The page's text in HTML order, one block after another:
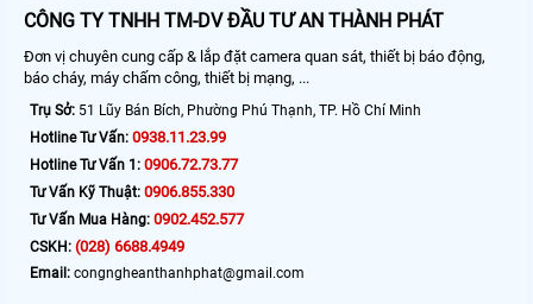
CÔNG TY TNHH TM-DV ĐẦU TƯ AN THÀNH PHÁT
Đơn vị chuyên cung cấp & lắp đặt camera quan sát, thiết bị báo động,
báo cháy, máy chấm công, thiết bị mạng, ...
Trụ Sở: 51 Lũy Bán Bích, Phường Phú Thạnh, TP. Hồ Chí Minh
Hotline Tư Vấn: 0938.11.23.99
Hotline Tư Vấn 1: 0906.72.73.77
Tư Vấn Kỹ Thuật: 0906.855.330
Tư Vấn Mua Hàng: 0902.452.577
CSKH: (028) 6688.4949
Email: congngheanthanhphat@gmail.com